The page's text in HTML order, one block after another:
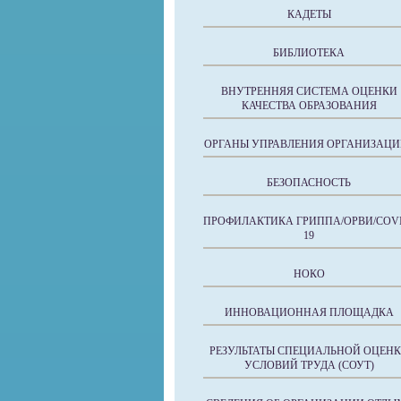
КАДЕТЫ
БИБЛИОТЕКА
ВНУТРЕННЯЯ СИСТЕМА ОЦЕНКИ
КАЧЕСТВА ОБРАЗОВАНИЯ
ОРГАНЫ УПРАВЛЕНИЯ
БЕЗОПАСНОСТЬ
ПРОФИЛАКТИКА ГРИППА/ОРВИ/
19
НОКО
ИННОВАЦИОННАЯ ПЛОЩАДКА
РЕЗУЛЬТАТЫ СПЕЦИАЛЬНОЙ
УСЛОВИЙ ТРУДА (СОУТ)